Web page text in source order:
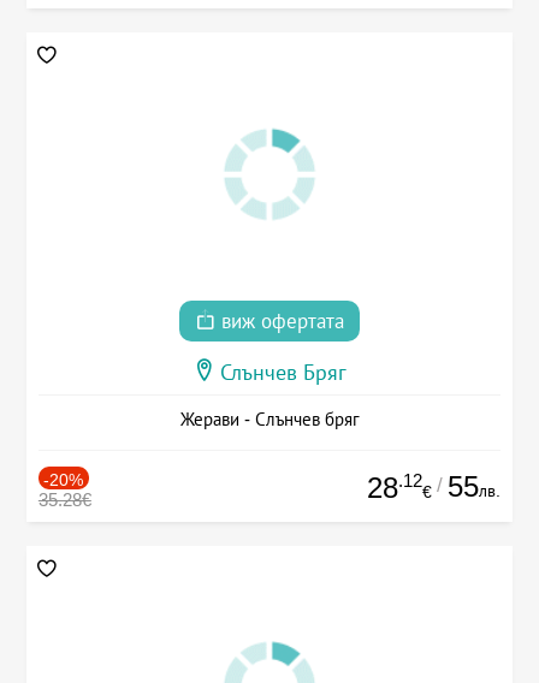
виж офертата
Слънчев Бряг
Жерави - Слънчев бряг
-20%
35.28€ 28.12
€ / 55лв.